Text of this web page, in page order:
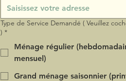
Type de Service Demandé ( Veuillez
) *
Ménage régulier
mensuel)
Grand ménage saisonnier